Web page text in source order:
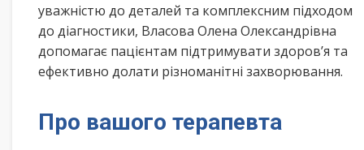
уважністю до деталей та комплексним підходом
до діагностики, Власова Олена Олександрівна
допомагає пацієнтам підтримувати здоров’я та
ефективно долати різноманітні захворювання.
Про вашого терапевта